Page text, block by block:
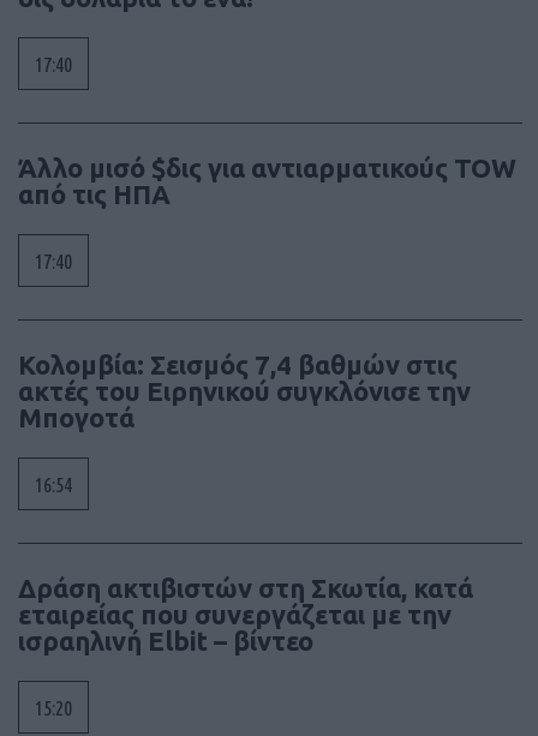
17:40
Άλλο μισό $δις για αντιαρματικούς TOW
από τις ΗΠΑ
17:40
Κολομβία: Σεισμός 7,4 βαθμών στις
ακτές του Ειρηνικού συγκλόνισε την
Μπογοτά
16:54
Δράση ακτιβιστών στη Σκωτία, κατά
εταιρείας που συνεργάζεται με την
ισραηλινή Elbit – βίντεο
15:20